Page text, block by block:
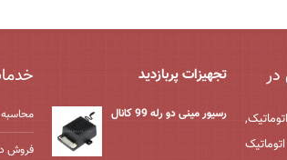
در تجهیزات پربازدید
رسیور مینی دو رله 99 کانال
فروش